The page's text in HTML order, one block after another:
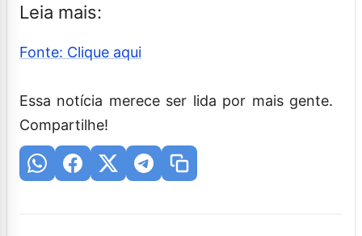
Leia mais:
Fonte: Clique aqui
Essa notícia merece ser lida por mais gente.
Compartilhe!